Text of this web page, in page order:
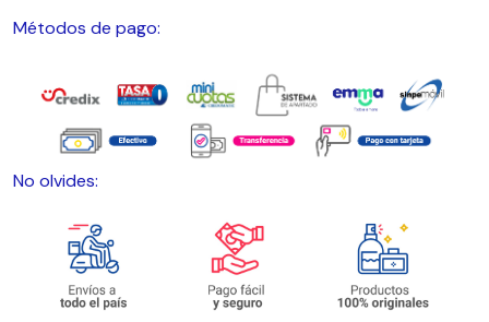
Métodos de pago:
No olvides: